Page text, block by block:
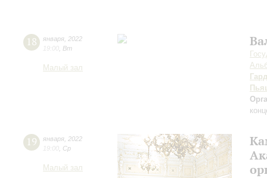
18 января 2022
19:00 Вт
Малый зал
19 января 2022
19:00 Ср
Малый зал